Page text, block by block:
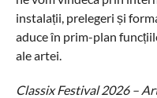
instalații, prelegeri și
aduce în prim-plan
ale artei.
Classix Festival 2026 –